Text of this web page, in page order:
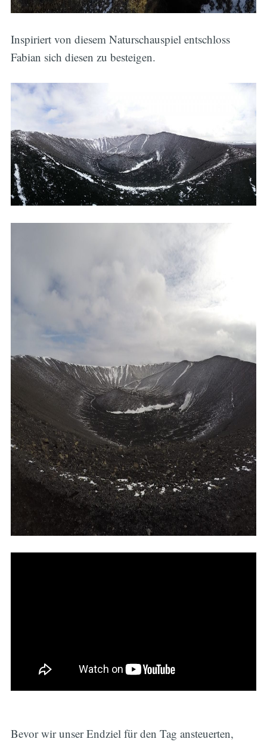
Inspiriert von diesem Naturschauspiel entschloss
Fabian sich diesen zu besteigen.
Bevor wir unser Endziel für den Tag ansteuerten,